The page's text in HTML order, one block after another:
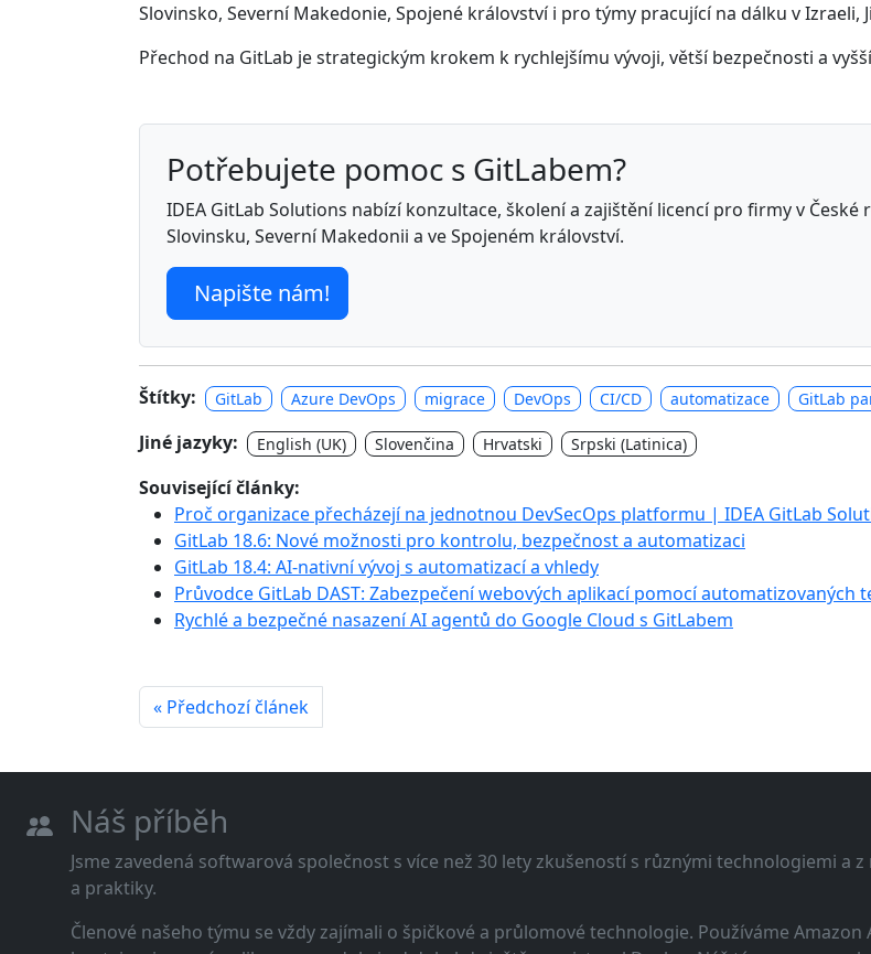
Slovinsko, Severní Makedonie, Spojené království i pro týmy pracující na dálku v Izraeli,
Přechod na GitLab je strategickým krokem k rychlejšímu vývoji, větší bezpečnosti a
Potřebujete pomoc s GitLabem?
IDEA GitLab Solutions nabízí konzultace, školení a zajištění licencí pro firmy v České
Slovinsku, Severní Makedonii a ve Spojeném království.
Napište nám!
Štítky: GitLab Azure DevOps migrace DevOps CI/CD automatizace GitLab
Jiné jazyky: English (UK) Slovenčina Hrvatski Srpski (Latinica)
Související články:
Proč organizace přecházejí na jednotnou DevSecOps platformu | IDEA GitLab
GitLab 18.6: Nové možnosti pro kontrolu, bezpečnost a automatizaci
GitLab 18.4: AI-nativní vývoj s automatizací a vhledy
Průvodce GitLab DAST: Zabezpečení webových aplikací pomocí automatizovaných
Rychlé a bezpečné nasazení AI agentů do Google Cloud s GitLabem
« Předchozí článek
Náš příběh
Jsme zavedená softwarová společnost s více než 30 lety zkušeností s různými technologiemi
a praktiky.
Členové našeho týmu se vždy zajímali o špičkové a průlomové technologie. Používáme